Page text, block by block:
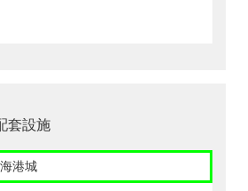
套設施
港城